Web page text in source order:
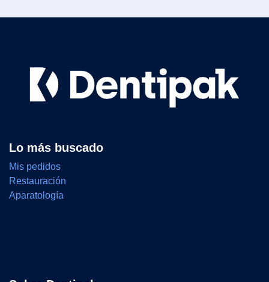
Lo más buscado
Mis pedidos
Restauración
Aparatología